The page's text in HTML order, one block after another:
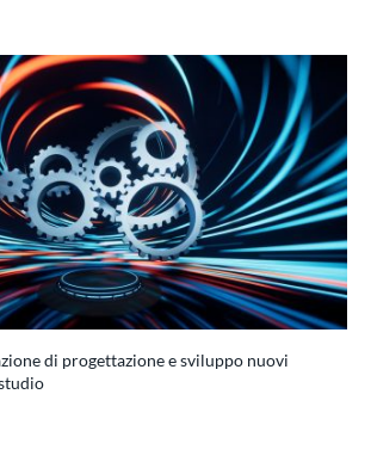
di progettazione e sviluppo nuovi